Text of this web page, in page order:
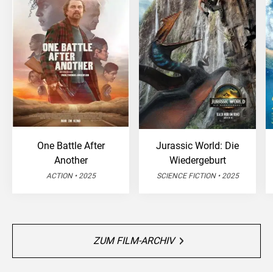
One Battle After
Another
ACTION • 2025
Jurassic World: Die
Wiedergeburt
SCIENCE FICTION • 2025
ZUM FILM-ARCHIV